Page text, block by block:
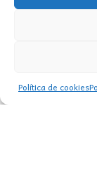
Política de cookies
WhatsApp
TikTok